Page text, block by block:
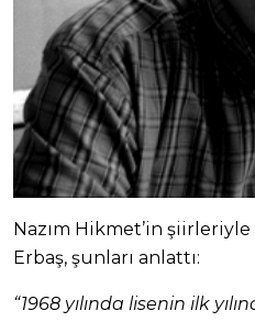
Nazım Hikmet’in şiirleriyle
Erbaş, şunları anlattı:
“1968 yılında lisenin ilk